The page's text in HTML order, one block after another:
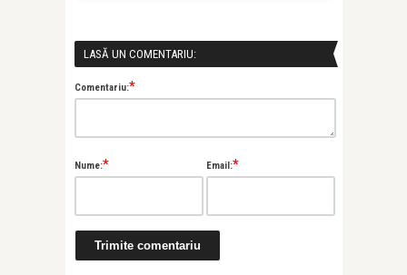
LASĂ UN COMENTARIU:
Comentariu:*
Nume:* Email:*